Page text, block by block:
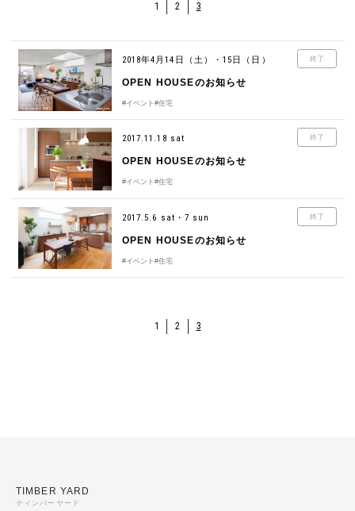
1 2 3
終了
2018年4月14日（土）・15日（日）
OPEN HOUSEのお知らせ
#イベント #住宅
終了
2017.11.18 sat
OPEN HOUSEのお知らせ
#イベント #住宅
終了
2017.5.6 sat・7 sun
OPEN HOUSEのお知らせ
#イベント #住宅
1 2 3
TIMBER YARD
ティンバーヤード